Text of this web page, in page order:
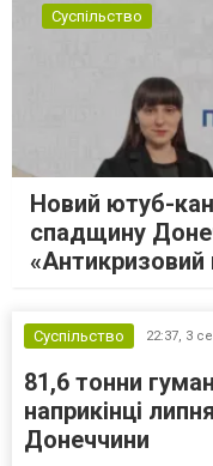
Суспільство
Новий ютуб-
спадщину
«Антикризовий
Суспільство 22:37, 3
81,6 тонни
наприкінці
Донеччини